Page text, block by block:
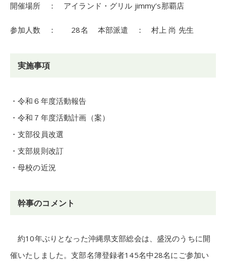
開催場所 ： アイランド・グリル jimmy’s那覇店
参加人数 ： 28名 本部派遣 ： 村上 尚 先生
実施事項
・令和６年度活動報告
・令和７年度活動計画（案）
・支部役員改選
・支部規則改訂
・母校の近況
幹事のコメント
約10年ぶりとなった沖縄県支部総会は、盛況のうちに開
催いたしました。支部名簿登録者145名中28名にご参加い